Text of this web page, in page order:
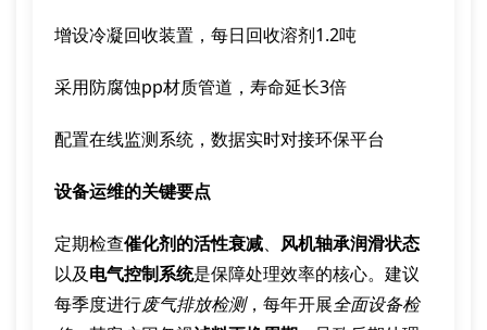
增设冷凝回收装置，每日回收溶剂1.2吨
采用防腐蚀pp材质管道，寿命延长3倍
配置在线监测系统，数据实时对接环保平台
设备运维的关键要点
定期检查催化剂的活性衰减、 风机轴承润滑状态
以及电气控制系统是保障处理效率的核心。建议
每季度进行废气排放检测，每年开展全面设备检